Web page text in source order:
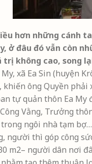
hơn những
ở đâu đó vẫn còn
không cao, song
xã Ea Sin (huyện
ông Quyền
tự quản thôn Ea
Vằng, Trưởng
ngôi nhà tạm
người thì góp công
m2– người dân nơi